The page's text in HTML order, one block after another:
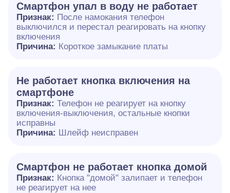
Смартфон упал в воду не работает
Признак: После намокания телефон
выключился и перестал реагировать на кнопку
включения
Причина: Короткое замыкание платы
Не работает кнопка включения на
смартфоне
Признак: Телефон не реагирует на кнопку
включения-выключения, остальные кнопки
исправны
Причина: Шлейф неисправен
Смартфон не работает кнопка домой
Признак: Кнопка "домой" залипает и телефон
не реагирует на нее